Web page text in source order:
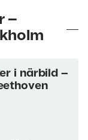
–
i närbild –